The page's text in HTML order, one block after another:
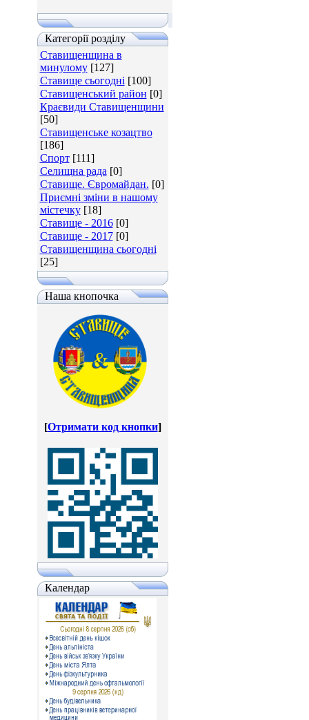
Категорії розділу
Ставищенщина в
минулому [127]
Ставище сьогодні [100]
Ставищенський район [0]
Краєвиди Ставищенщини
[50]
Ставищенське козацтво
[186]
Спорт [111]
Селищна рада [0]
Ставище. Євромайдан. [0]
Приємні зміни в нашому
містечку [18]
Ставище - 2016 [0]
Ставище - 2017 [0]
Ставищенщина сьогодні
[25]
Наша кнопочка
[Отримати код кнопки]
Календар